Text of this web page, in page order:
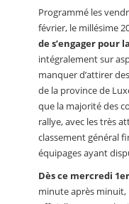
Programmé les
février, le millésime
de s’engager pour
intégralement sur
manquer d’attirer
de la province de
que la majorité des
rallye, avec les très
classement général
équipages ayant
Dès ce mercredi
minute après minuit,